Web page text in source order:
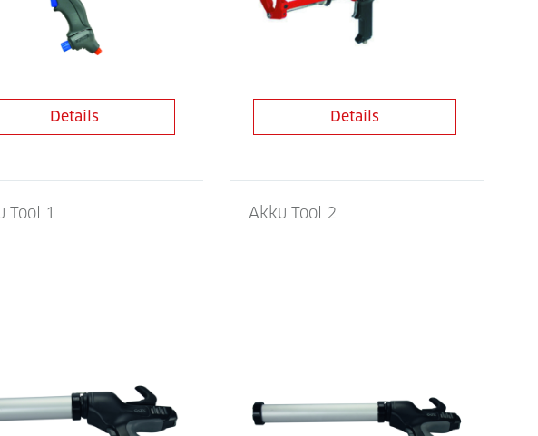
Details Details
Tool 1 Akku Tool 2